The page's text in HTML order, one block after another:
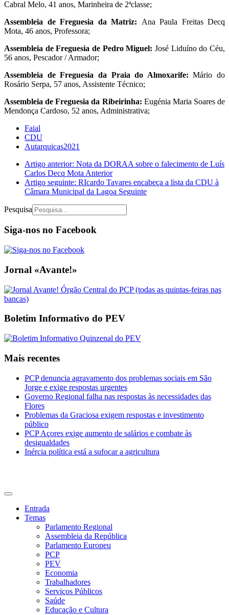
Cabral Melo, 41 anos, Marinheira de 2ªclasse;
Assembleia de Freguesia da Matriz: Ana Paula Freitas Decq
Mota, 46 anos, Professora;
Assembleia de Freguesia de Pedro Miguel: José Liduíno do Céu,
56 anos, Pescador / Armador;
Assembleia de Freguesia da Praia do Almoxarife:Mário do
Rosário Serpa, 57 anos, Assistente Técnico;
Assembleia de Freguesia da Ribeirinha: Eugénia Maria Soares de
Mendonça Cardoso, 52 anos, Administrativa;
Faial
CDU
Autarquicas2021
Artigo anterior: Nota da DORAA sobre o falecimento de Luís
Carlos Decq Mota Anterior
Artigo seguinte: RIcardo Tavares encabeça a lista da CDU à
Câmara Municipal da Lagoa Seguinte
Pesquisa
Siga-nos no Facebook
Jornal «Avante!»
Boletim Informativo do PEV
Mais recentes
PCP denuncia agravamento dos problemas sociais em São
Jorge e exige respostas urgentes
Governo Regional falha nas respostas às necessidades das
Flores
Problemas da Graciosa exigem respostas e investimento
público
PCP Açores exige aumento de salários e combate às
desigualdades
Inércia política está a sufocar a agricultura
Entrada
Temas
Parlamento Regional
Assembleia da República
Parlamento Europeu
PCP
PEV
Economia
Trabalhadores
Serviços Públicos
Saúde
Educação e Cultura